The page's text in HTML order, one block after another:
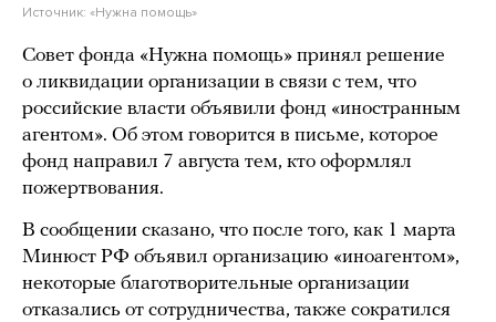
Источник: «Нужна помощь»
Совет фонда «Нужна помощь» принял решение
о ликвидации организации в связи с тем, что
российские власти объявили фонд «иностранным
агентом». Об этом говорится в письме, которое
фонд направил 7 августа тем, кто оформлял
пожертвования.
В сообщении сказано, что после того, как 1 марта
Минюст РФ объявил организацию «иноагентом»,
некоторые благотворительные организации
отказались от сотрудничества, также сократился